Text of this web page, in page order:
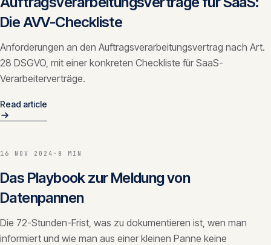
Die AVV-Checkliste
Anforderungen an den Auftragsverarbeitungsvertrag nach Art.
28 DSGVO, mit einer konkreten Checkliste für SaaS-
Verarbeiterverträge.
Read article
16 NOV 2024 · 8 MIN
Das Playbook zur Meldung von
Datenpannen
Die 72-Stunden-Frist, was zu dokumentieren ist, wen man
informiert und wie man aus einer kleinen Panne keine